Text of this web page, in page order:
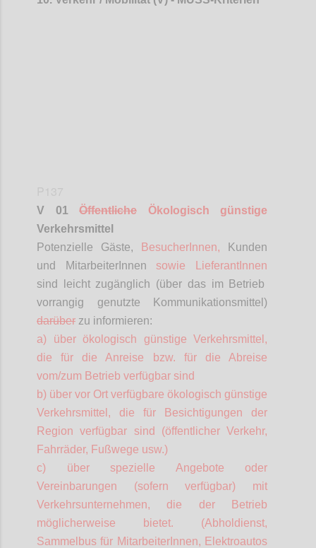
V 01 Öffentliche Ökologisch günstige
Verkehrsmittel
Potenzielle Gäste,
BesucherInnen,
Kunden
und
MitarbeiterInnen sowie
LieferantInnen
sind leicht zugänglich (über das im Betrieb
vorrangig genutzte Kommunikationsmittel)
darüber zu informieren:
a) über ökologisch günstige Verkehrsmittel,
die für die Anreise bzw. für die Abreise
vom/zum Betrieb verfügbar sind
b) über vor Ort verfügbare ökologisch günstige
Verkehrsmittel, die für Besichtigungen der
Region verfügbar sind (öffentlicher Verkehr,
Fahrräder, Fußwege usw.)
c) über spezielle Angebote oder
Vereinbarungen (sofern verfügbar) mit
Verkehrsunternehmen, die der Betrieb
möglicherweise bietet. (Abholdienst,
Sammelbus für MitarbeiterInnen, Elektroautos